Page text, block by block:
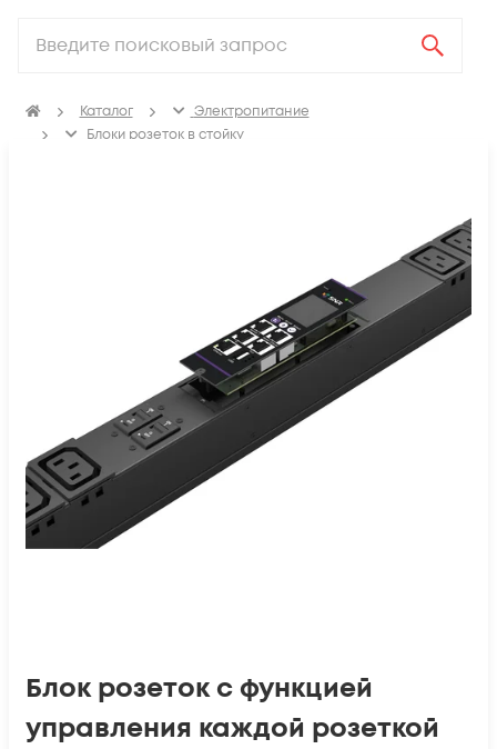
Каталог
Электропитание
Блоки розеток в стойку
Блок розеток с функцией
управления каждой розеткой